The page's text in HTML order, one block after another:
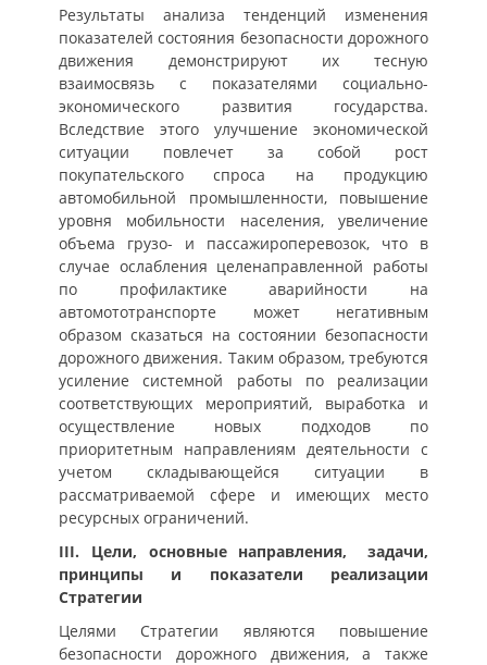
Результаты анализа тенденций изменения
показателей состояния безопасности дорожного
движения демонстрируют их тесную
взаимосвязь с показателями социально-
экономического развития государства.
Вследствие этого улучшение экономической
ситуации повлечет за собой рост
покупательского спроса на продукцию
автомобильной промышленности, повышение
уровня мобильности населения, увеличение
объема грузо- и пассажироперевозок, что в
случае ослабления целенаправленной работы
по профилактике аварийности на
автомототранспорте может негативным
образом сказаться на состоянии безопасности
дорожного движения. Таким образом, требуются
усиление системной работы по реализации
соответствующих мероприятий, выработка и
осуществление новых подходов по
приоритетным направлениям деятельности с
учетом складывающейся ситуации в
рассматриваемой сфере и имеющих место
ресурсных ограничений.
III. Цели, основные направления, задачи,
принципы и показатели реализации
Стратегии
Целями Стратегии являются повышение
безопасности дорожного движения, а также